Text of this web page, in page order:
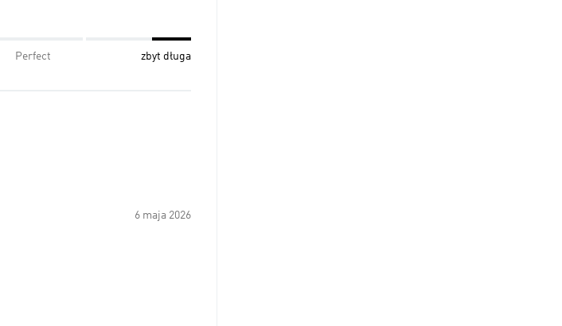
Perfect zbyt długa
6 maja 2026